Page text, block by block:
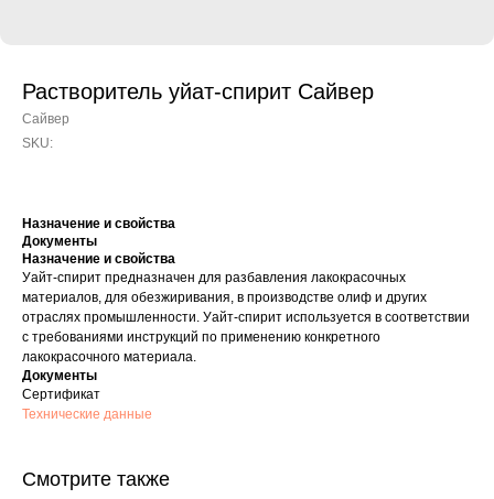
Растворитель уйат-спирит Сайвер
Сайвер
SKU:
Назначение и свойства
Документы
Назначение и свойства
Уайт-спирит предназначен для разбавления лакокрасочных
материалов, для обезжиривания, в производстве олиф и других
отраслях промышленности. Уайт-спирит используется в соответствии
с требованиями инструкций по применению конкретного
лакокрасочного материала.
Документы
Сертификат
Технические данные
Смотрите также